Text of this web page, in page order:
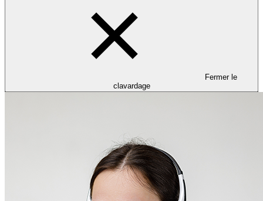
Fermer le
clavardage